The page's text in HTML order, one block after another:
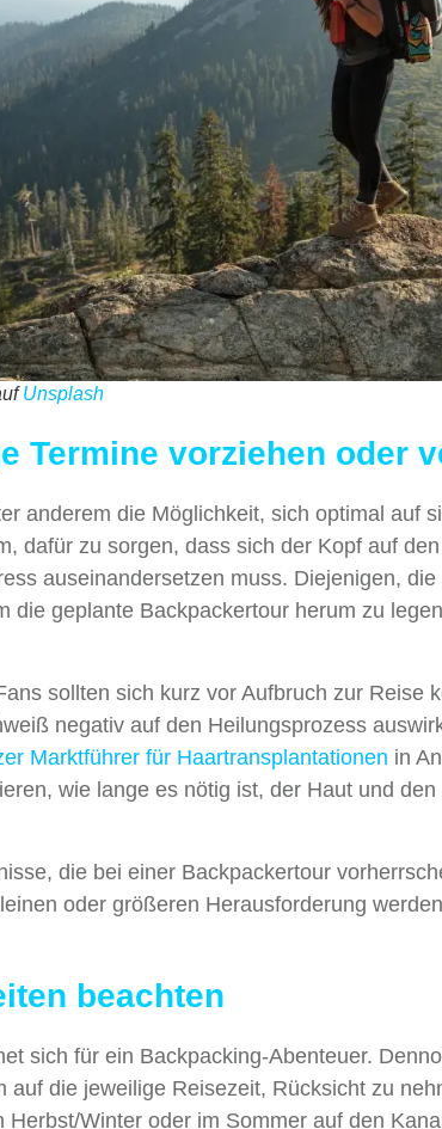
Unsplash
Termine vorziehen oder
anderem die Möglichkeit, sich optimal auf
dafür zu sorgen, dass sich der Kopf auf
auseinandersetzen muss. Diejenigen,
die geplante Backpackertour herum zu
sollten sich kurz vor Aufbruch zur Reise
negativ auf den Heilungsprozess
Marktführer für Haartransplantationen in
wie lange es nötig ist, der Haut und
die bei einer Backpackertour
oder größeren Herausforderung
beachten
sich für ein Backpacking-Abenteuer.
auf die jeweilige Reisezeit, Rücksicht zu
Winter oder im Sommer auf den